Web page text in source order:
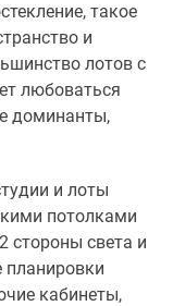
такое
и
лотов с
любоваться
доминанты,
и лоты
потолками
стороны света и
кабинеты,